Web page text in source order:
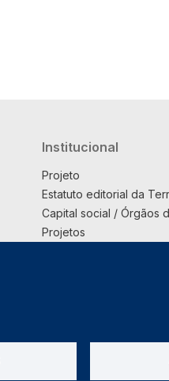
Institucional
Projeto
Estatuto editorial da
Capital social / Órgãos
Projetos